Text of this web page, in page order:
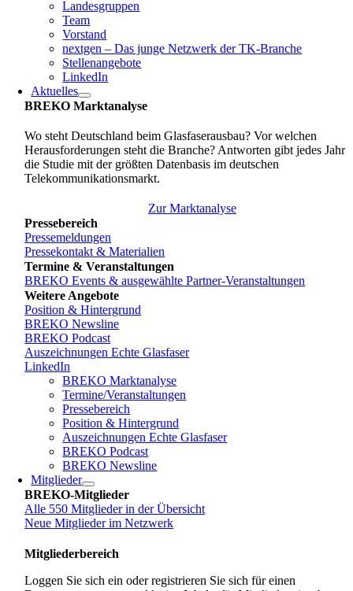
Landesgruppen
Team
Vorstand
nextgen – Das junge Netzwerk der TK-Branche
Stellenangebote
LinkedIn
Aktuelles
BREKO Marktanalyse
Wo steht Deutschland beim Glasfaserausbau? Vor welchen
Herausforderungen steht die Branche? Antworten gibt jedes Jahr
die Studie mit der größten Datenbasis im deutschen
Telekommunikationsmarkt.
Zur Marktanalyse
Pressebereich
Pressemeldungen
Pressekontakt & Materialien
Termine & Veranstaltungen
BREKO Events & ausgewählte Partner-Veranstaltungen
Weitere Angebote
Position & Hintergrund
BREKO Newsline
BREKO Podcast
Auszeichnungen Echte Glasfaser
LinkedIn
BREKO Marktanalyse
Termine/Veranstaltungen
Pressebereich
Position & Hintergrund
Auszeichnungen Echte Glasfaser
BREKO Podcast
BREKO Newsline
Mitglieder
BREKO-Mitglieder
Alle 550 Mitglieder in der Übersicht
Neue Mitglieder im Netzwerk
Mitgliederbereich
Loggen Sie sich ein oder registrieren Sie sich für einen